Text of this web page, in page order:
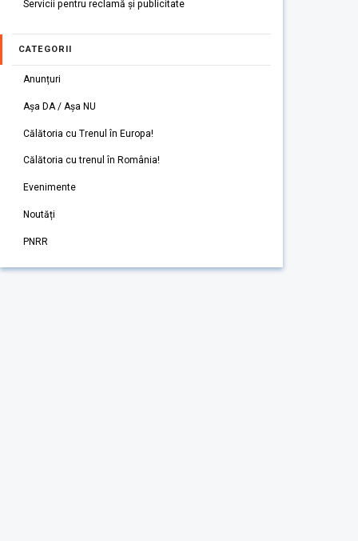
Servicii pentru reclamă și publicitate
CATEGORII
Anunțuri
Așa DA / Așa NU
Călătoria cu Trenul în Europa!
Călătoria cu trenul în România!
Evenimente
Noutăți
PNRR